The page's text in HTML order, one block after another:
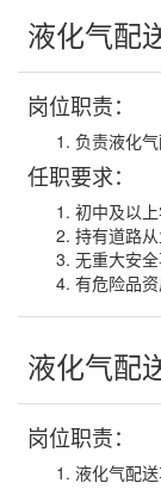
液化气配
岗位职责：
负责液化
任职要求：
初中及以
持有道路
无重大安
有危险品
液化气配
岗位职责：
液化气配